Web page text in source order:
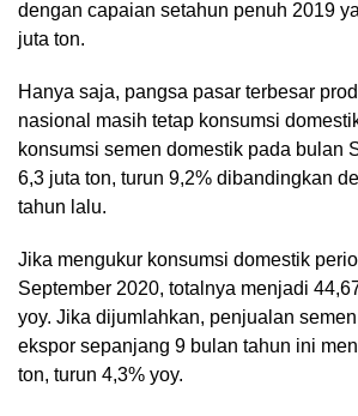
dengan capaian setahun penuh 2019
juta ton.
Hanya saja, pangsa pasar terbesar
nasional masih tetap konsumsi
konsumsi semen domestik pada bulan
6,3 juta ton, turun 9,2% dibandingkan
tahun lalu.
Jika mengukur konsumsi domestik
September 2020, totalnya menjadi
yoy. Jika dijumlahkan, penjualan
ekspor sepanjang 9 bulan tahun ini
ton, turun 4,3% yoy.